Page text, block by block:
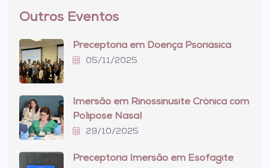
Outros Eventos
Preceptoria em Doença Psoriásica
05/11/2025
Imersão em Rinossinusite Crônica com
Polipose Nasal
29/10/2025
Preceptoria Imersão em Esofagite